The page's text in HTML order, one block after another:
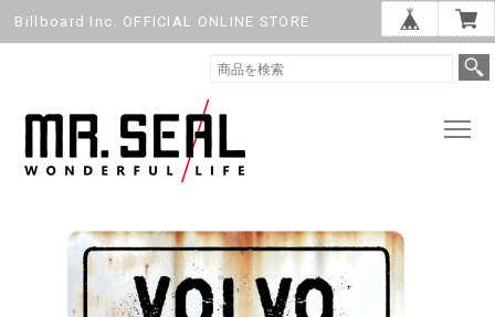
Billboard Inc. OFFICIAL ONLINE STORE